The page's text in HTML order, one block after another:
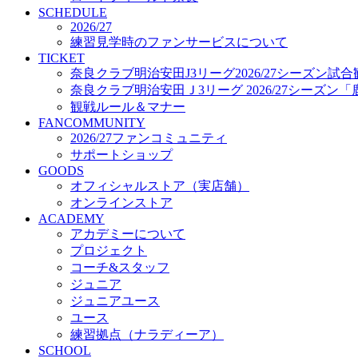
プロジェクト
コーチ&スタッフ
ジュニア
ジュニアユース
ユース
練習拠点（ナラディーア）
SCHOOL
CLUB
2026/27 パートナー企業
パートナー募集
クラブ理念
クラブ情報
サステナビリティ
Web制作支援
応援プロジェクト
SCHEDULE
2026/27
練習見学時のファンサービスについて
TICKET
奈良クラブ明治安田J3リーグ2026/27シーズン試合
奈良クラブ明治安田Ｊ3リーグ 2026/27シーズン「
観戦ルール＆マナー
FANCOMMUNITY
2026/27ファンコミュニティ
サポートショップ
GOODS
オフィシャルストア（実店舗）
オンラインストア
ACADEMY
アカデミーについて
プロジェクト
コーチ&スタッフ
ジュニア
ジュニアユース
ユース
練習拠点（ナラディーア）
SCHOOL